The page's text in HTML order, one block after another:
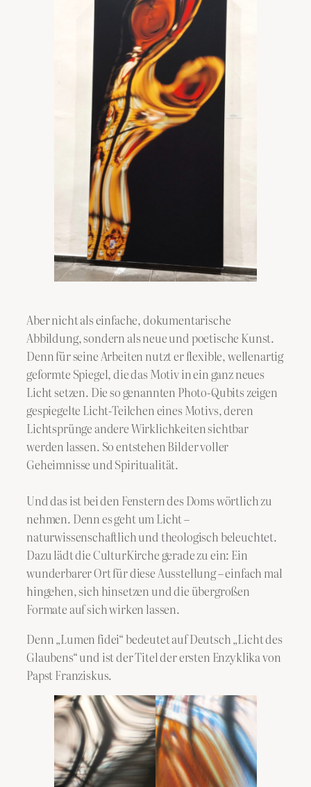
Aber nicht als einfache, dokumentarische
Abbildung, sondern als neue und poetische Kunst.
Denn für seine Arbeiten nutzt er flexible, wellenartig
geformte Spiegel, die das Motiv in ein ganz neues
Licht setzen. Die so genannten Photo-Qubits zeigen
gespiegelte Licht-Teilchen eines Motivs, deren
Lichtsprünge andere Wirklichkeiten sichtbar
werden lassen. So entstehen Bilder voller
Geheimnisse und Spiritualität.
Und das ist bei den Fenstern des Doms wörtlich zu
nehmen. Denn es geht um Licht –
naturwissenschaftlich und theologisch beleuchtet.
Dazu lädt die CulturKirche gerade zu ein: Ein
wunderbarer Ort für diese Ausstellung – einfach mal
hingehen, sich hinsetzen und die übergroßen
Formate auf sich wirken lassen.
Denn „Lumen fidei“ bedeutet auf Deutsch „Licht des
Glaubens“ und ist der Titel der ersten Enzyklika von
Papst Franziskus.